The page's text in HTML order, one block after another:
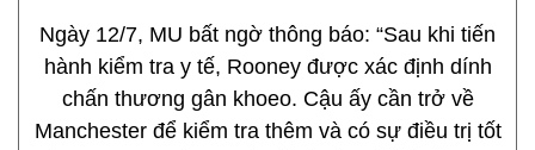
Ngày 12/7, MU bất ngờ thông báo: “Sau khi tiến
hành kiểm tra y tế, Rooney được xác định dính
chấn thương gân khoeo. Cậu ấy cần trở về
Manchester để kiểm tra thêm và có sự điều trị tốt